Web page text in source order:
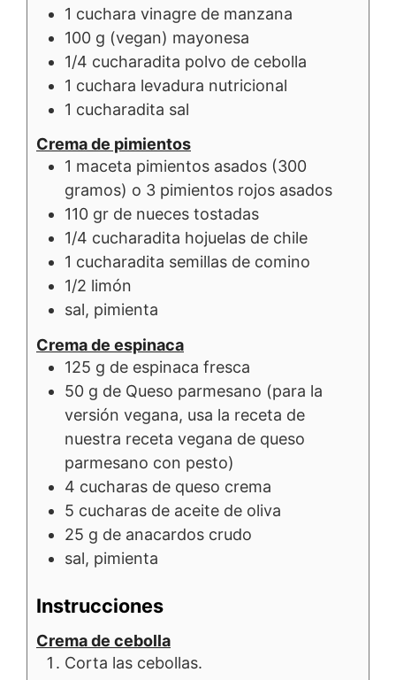
1 cuchara vinagre de manzana
100 g (vegan) mayonesa
1/4 cucharadita polvo de cebolla
1 cuchara levadura nutricional
1 cucharadita sal
Crema de pimientos
1 maceta pimientos asados (300
gramos) o 3 pimientos rojos asados
110 gr de nueces tostadas
1/4 cucharadita hojuelas de chile
1 cucharadita semillas de comino
1/2 limón
sal, pimienta
Crema de espinaca
125 g de espinaca fresca
50 g de Queso parmesano (para la
versión vegana, usa la receta de
nuestra receta vegana de queso
parmesano con pesto)
4 cucharas de queso crema
5 cucharas de aceite de oliva
25 g de anacardos crudo
sal, pimienta
Instrucciones
Crema de cebolla
Corta las cebollas.